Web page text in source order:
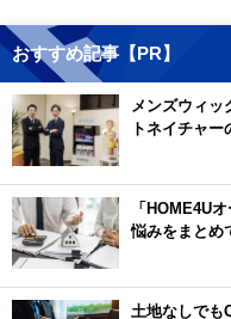
おすすめ記事【PR】
メンズウィ
トネイチャー
「HOME4U
悩みをまとめ
土地なしでも